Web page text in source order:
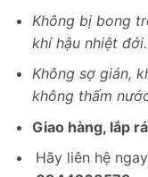
Không bị bong
khí hậu nhiệt đới.
Không sợ gián,
không thấm
Giao hàng, lắp
Hãy liên hệ